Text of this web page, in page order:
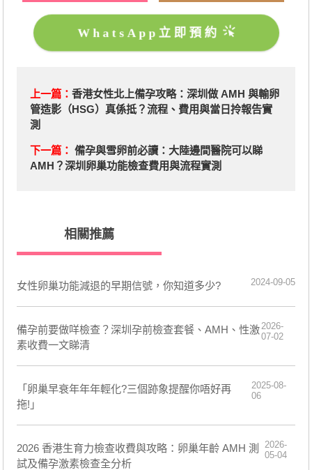
WhatsApp立即預約
上一篇： 香港女性北上備孕攻略：深圳做 AMH 與輸卵
管造影（HSG）真係抵？流程、費用與當日拎報告實
測
下一篇： 備孕與雪卵前必讀：大陸邊間醫院可以睇
AMH？深圳卵巢功能檢查費用與流程實測
相關推薦
女性卵巢功能減退的早期信號，你知道多少? 2024-09-05
備孕前要做咩檢查？深圳孕前檢查套餐、AMH、性激
素收費一文睇清
2026-
07-02
「卵巢早衰年年年輕化?三個跡象提醒你唔好再
拖!」
2025-08-
06
2026 香港生育力檢查收費與攻略：卵巢年齡 AMH 測
試及備孕激素檢查全分析
2026-
05-04